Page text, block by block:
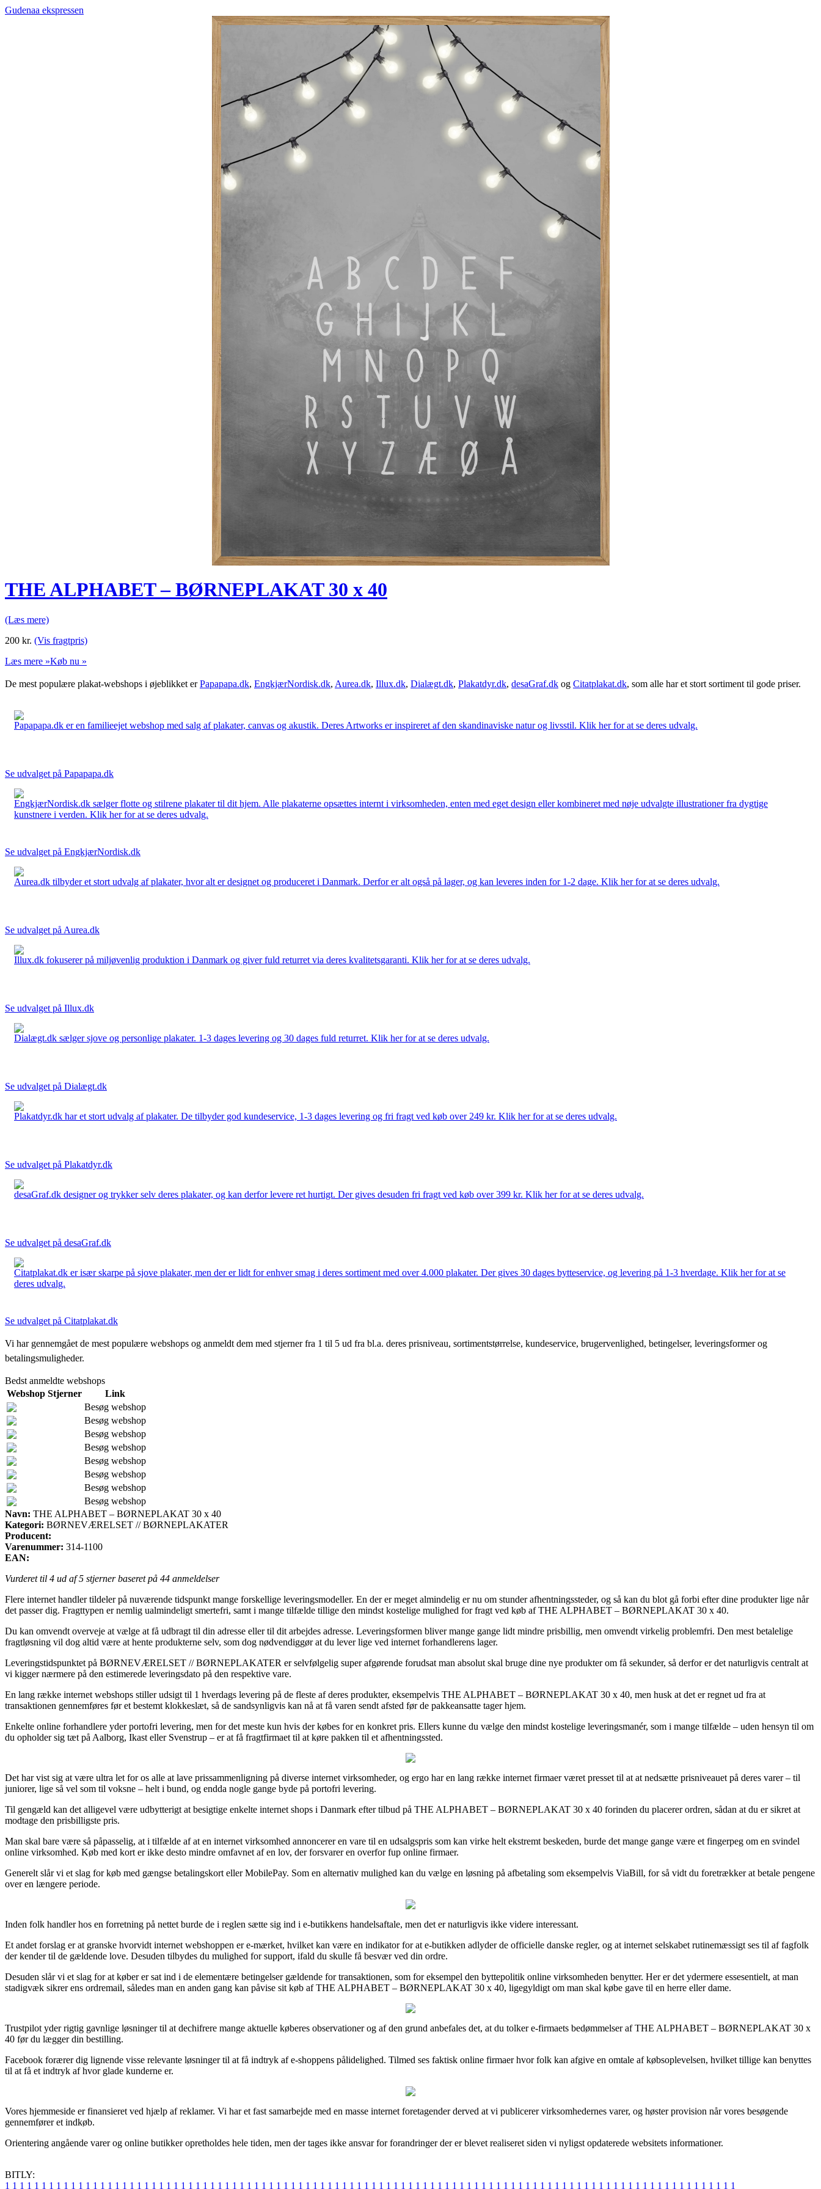
Gudenaa ekspressen
THE ALPHABET – BØRNEPLAKAT 30 x 40
(Læs mere)
200 kr. (Vis fragtpris)
Læs mere »Køb nu »
De mest populære plakat-webshops i øjeblikket erPapapapa.dk, EngkjærNordisk.dk, Aurea.dk, Illux.dk, Dialægt.dk, Plakatdyr.dk, desaGraf.dk og Citatplakat.dk, som alle har et stort sortiment til gode priser.
Papapapa.dk er en familieejet webshop med salg af plakater, canvas og akustik. Deres Artworks er inspireret af den skandinaviske natur og livsstil. Klik her for at se deres udvalg.
Se udvalget på Papapapa.dk
EngkjærNordisk.dk sælger flotte og stilrene plakater til dit hjem. Alle plakaterne opsættes internt i virksomheden, enten med eget design eller kombineret med nøje udvalgte illustrationer fra dygtige
kunstnere i verden. Klik her for at se deres udvalg.
Se udvalget på EngkjærNordisk.dk
Aurea.dk tilbyder et stort udvalg af plakater, hvor alt er designet og produceret i Danmark. Derfor er alt også på lager, og kan leveres inden for 1-2 dage. Klik her for at se deres udvalg.
Se udvalget på Aurea.dk
Illux.dk fokuserer på miljøvenlig produktion i Danmark og giver fuld returret via deres kvalitetsgaranti. Klik her for at se deres udvalg.
Se udvalget på Illux.dk
Dialægt.dk sælger sjove og personlige plakater. 1-3 dages levering og 30 dages fuld returret. Klik her for at se deres udvalg.
Se udvalget på Dialægt.dk
Plakatdyr.dk har et stort udvalg af plakater. De tilbyder god kundeservice, 1-3 dages levering og fri fragt ved køb over 249 kr. Klik her for at se deres udvalg.
Se udvalget på Plakatdyr.dk
desaGraf.dk designer og trykker selv deres plakater, og kan derfor levere ret hurtigt. Der gives desuden fri fragt ved køb over 399 kr. Klik her for at se deres udvalg.
Se udvalget på desaGraf.dk
Citatplakat.dk er især skarpe på sjove plakater, men der er lidt for enhver smag i deres sortiment med over 4.000 plakater. Der gives 30 dages bytteservice, og levering på 1-3 hverdage. Klik her for at se
deres udvalg.
Se udvalget på Citatplakat.dk
Vi har gennemgået de mest populære webshops og anmeldt dem med stjerner fra 1 til 5 ud fra bl.a. deres prisniveau, sortimentstørrelse, kundeservice, brugervenlighed, betingelser, leveringsformer og
betalingsmuligheder.
Bedst anmeldte webshops
Webshop Stjerner
Link
Besøg webshop
Besøg webshop
Besøg webshop
Besøg webshop
Besøg webshop
Besøg webshop
Besøg webshop
Besøg webshop
Navn: THE ALPHABET – BØRNEPLAKAT 30 x 40
Kategori: BØRNEVÆRELSET // BØRNEPLAKATER
Producent:
Varenummer: 314-1100
EAN:
Vurderet til 4 ud af 5 stjerner baseret på 44 anmeldelser
Flere internet handler tildeler på nuværende tidspunkt mange forskellige leveringsmodeller. En der er meget almindelig er nu om stunder afhentningssteder, og så kan du blot gå forbi efter dine produkter lige når
det passer dig. Fragttypen er nemlig ualmindeligt smertefri, samt i mange tilfælde tillige den mindst kostelige mulighed for fragt ved køb af THE ALPHABET – BØRNEPLAKAT 30 x 40.
Du kan omvendt overveje at vælge at få udbragt til din adresse eller til dit arbejdes adresse. Leveringsformen bliver mange gange lidt mindre prisbillig, men omvendt virkelig problemfri. Den mest betalelige
fragtløsning vil dog altid være at hente produkterne selv, som dog nødvendiggør at du lever lige ved internet forhandlerens lager.
Leveringstidspunktet på BØRNEVÆRELSET // BØRNEPLAKATER er selvfølgelig super afgørende forudsat man absolut skal bruge dine nye produkter om få sekunder, så derfor er det naturligvis centralt at
vi kigger nærmere på den estimerede leveringsdato på den respektive vare.
En lang række internet webshops stiller udsigt til 1 hverdags levering på de fleste af deres produkter, eksempelvis THE ALPHABET – BØRNEPLAKAT 30 x 40, men husk at det er regnet ud fra at
transaktionen gennemføres før et bestemt klokkeslæt, så de sandsynligvis kan nå at få varen sendt afsted før de pakkeansatte tager hjem.
Enkelte online forhandlere yder portofri levering, men for det meste kun hvis der købes for en konkret pris. Ellers kunne du vælge den mindst kostelige leveringsmanér, som i mange tilfælde – uden hensyn til om
du opholder sig tæt på Aalborg, Ikast eller Svenstrup – er at få fragtfirmaet til at køre pakken til et afhentningssted.
Det har vist sig at være ultra let for os alle at lave prissammenligning på diverse internet virksomheder, og ergo har en lang række internet firmaer været presset til at at nedsætte prisniveauet på deres varer – til
juniorer, lige så vel som til voksne – helt i bund, og endda nogle gange byde på portofri levering.
Til gengæld kan det alligevel være udbytterigt at besigtige enkelte internet shops i Danmark efter tilbud på THE ALPHABET – BØRNEPLAKAT 30 x 40 forinden du placerer ordren, sådan at du er sikret at
modtage den prisbilligste pris.
Man skal bare være så påpasselig, at i tilfælde af at en internet virksomhed annoncerer en vare til en udsalgspris som kan virke helt ekstremt beskeden, burde det mange gange være et fingerpeg om en svindel
online virksomhed. Køb med kort er ikke desto mindre omfavnet af en lov, der forsvarer en overfor fup online firmaer.
Generelt slår vi et slag for køb med gængse betalingskort eller MobilePay. Som en alternativ mulighed kan du vælge en løsning på afbetaling som eksempelvis ViaBill, for så vidt du foretrækker at betale pengene
over en længere periode.
Inden folk handler hos en forretning på nettet burde de i reglen sætte sig ind i e-butikkens handelsaftale, men det er naturligvis ikke videre interessant.
Et andet forslag er at granske hvorvidt internet webshoppen er e-mærket, hvilket kan være en indikator for at e-butikken adlyder de officielle danske regler, og at internet selskabet rutinemæssigt ses til af fagfolk
der kender til de gældende love. Desuden tilbydes du mulighed for support, ifald du skulle få besvær ved din ordre.
Desuden slår vi et slag for at køber er sat ind i de elementære betingelser gældende for transaktionen, som for eksempel den byttepolitik online virksomheden benytter. Her er det ydermere essesentielt, at man
stadigvæk sikrer ens ordremail, således man en anden gang kan påvise sit køb af THE ALPHABET – BØRNEPLAKAT 30 x 40, ligegyldigt om man skal købe gave til en herre eller dame.
Trustpilot yder rigtig gavnlige løsninger til at dechifrere mange aktuelle køberes observationer og af den grund anbefales det, at du tolker e-firmaets bedømmelser af THE ALPHABET – BØRNEPLAKAT 30 x
40 før du lægger din bestilling.
Facebook forærer dig lignende visse relevante løsninger til at få indtryk af e-shoppens pålidelighed. Tilmed ses faktisk online firmaer hvor folk kan afgive en omtale af købsoplevelsen, hvilket tillige kan benyttes
til at få et indtryk af hvor glade kunderne er.
Vores hjemmeside er finansieret ved hjælp af reklamer. Vi har et fast samarbejde med en masse internet foretagender derved at vi publicerer virksomhedernes varer, og høster provision når vores besøgende
gennemfører et indkøb.
Orientering angående varer og online butikker opretholdes hele tiden, men der tages ikke ansvar for forandringer der er blevet realiseret siden vi nyligst opdaterede websitets informationer.
BITLY:
1 1 1 1 1 1 1 1 1 1 1 1 1 1 1 1 1 1 1 1 1 1 1 1 1 1 1 1 1 1 1 1 1 1 1 1 1 1 1 1 1 1 1 1 1 1 1 1 1 1 1 1 1 1 1 1 1 1 1 1 1 1 1 1 1 1 1 1 1 1 1 1 1 1 1 1 1 1 1 1 1 1 1 1 1 1 1 1 1 1 1 1 1 1 1 1 1 1 1 1